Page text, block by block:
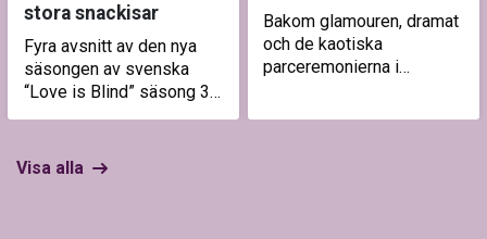
Bakom glamouren, dramat
och de kaotiska
parceremonierna i
stora snackisar
Fyra avsnitt av den nya
säsongen av svenska
“Love is Blind” säsong 3
leder dig genom
Visa alla